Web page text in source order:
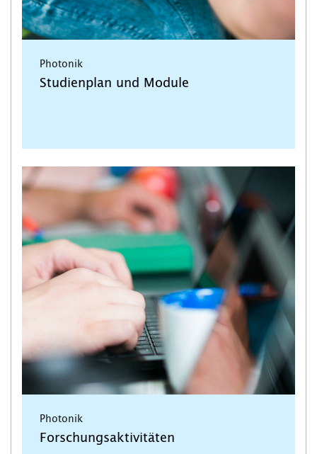
Photonik
Studienplan und Module
Photonik
Forschungsaktivitäten